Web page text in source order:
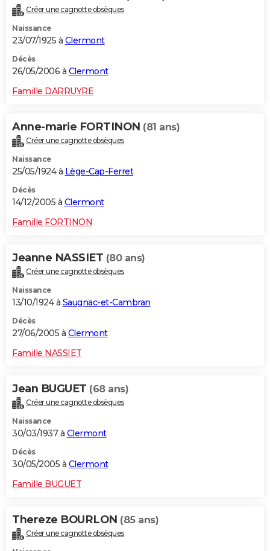
Créer une cagnotte obsèques
Naissance
23/07/1925 à Clermont
Décès
26/05/2006 à Clermont
Famille DARRUYRE
Anne-marie FORTINON (81 ans)
Créer une cagnotte obsèques
Naissance
25/05/1924 à Lège-Cap-Ferret
Décès
14/12/2005 à Clermont
Famille FORTINON
Jeanne NASSIET (80 ans)
Créer une cagnotte obsèques
Naissance
13/10/1924 à Saugnac-et-Cambran
Décès
27/06/2005 à Clermont
Famille NASSIET
Jean BUGUET (68 ans)
Créer une cagnotte obsèques
Naissance
30/03/1937 à Clermont
Décès
30/05/2005 à Clermont
Famille BUGUET
Thereze BOURLON (85 ans)
Créer une cagnotte obsèques